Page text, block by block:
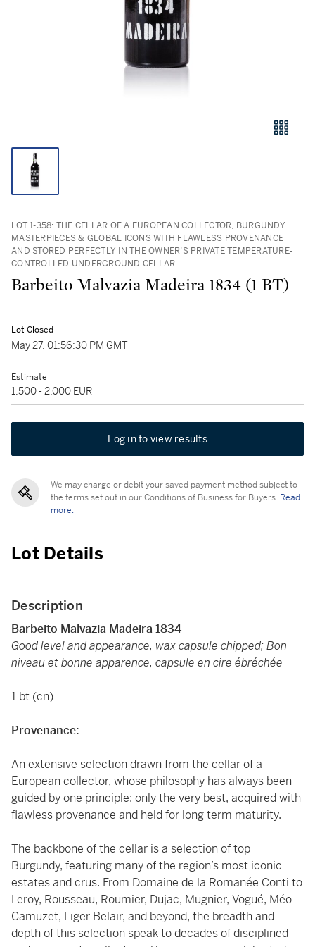
LOT 1-358: THE CELLAR OF A EUROPEAN COLLECTOR, BURGUNDY
MASTERPIECES & GLOBAL ICONS WITH FLAWLESS PROVENANCE
AND STORED PERFECTLY IN THE OWNER’S PRIVATE TEMPERATURE-
CONTROLLED UNDERGROUND CELLAR
Barbeito Malvazia Madeira 1834 (1 BT)
Lot Closed
May 27, 01:56:30 PM GMT
Estimate
1,500 - 2,000 EUR
Log in to view results
We may charge or debit your saved payment method subject to
the terms set out in our Conditions of Business for Buyers. Read
more.
Lot Details
Description
Barbeito Malvazia Madeira 1834
Good level and appearance, wax capsule chipped; Bon
niveau et bonne apparence, capsule en cire ébréchée
1 bt (cn)
Provenance:
An extensive selection drawn from the cellar of a
European collector, whose philosophy has always been
guided by one principle: only the very best, acquired with
flawless provenance and held for long term maturity.
The backbone of the cellar is a selection of top
Burgundy, featuring many of the region’s most iconic
estates and crus. From Domaine de la Romanée Conti to
Leroy, Rousseau, Roumier, Dujac, Mugnier, Vogüé, Méo
Camuzet, Liger Belair, and beyond, the breadth and
depth of this selection speak to decades of disciplined